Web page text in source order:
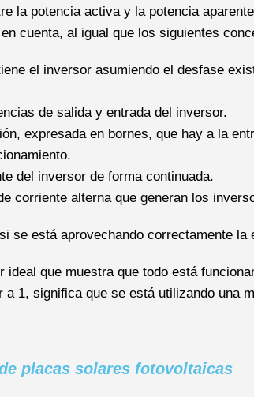
la potencia activa y la potencia
cuenta, al igual que los siguientes
el inversor asumiendo el desfase
de salida y entrada del inversor.
expresada en bornes, que hay a la
del inversor de forma continuada.
corriente alterna que generan los
se está aprovechando correctamente la
que muestra que todo está
1, significa que se está utilizando una
placas solares fotovoltaicas